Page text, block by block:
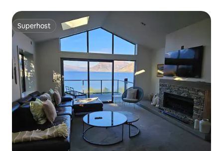
Superhost
Superhost